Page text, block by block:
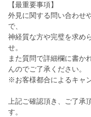
【最重要事項】
外見に関する問い合わせ
で、
神経質な方や完璧を求め
せ。
また質問で詳細欄に書か
んのでご了承ください。
※お客様都合によるキャ
上記ご確認頂き、ご了承
す。